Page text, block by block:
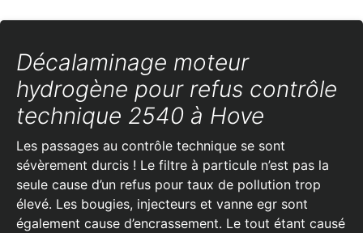
Décalaminage moteur
hydrogène pour refus contrôle
technique 2540 à Hove
Les passages au contrôle technique se sont
sévèrement durcis ! Le filtre à particule n’est pas la
seule cause d’un refus pour taux de pollution trop
élevé. Les bougies, injecteurs et vanne egr sont
également cause d’encrassement. Le tout étant causé